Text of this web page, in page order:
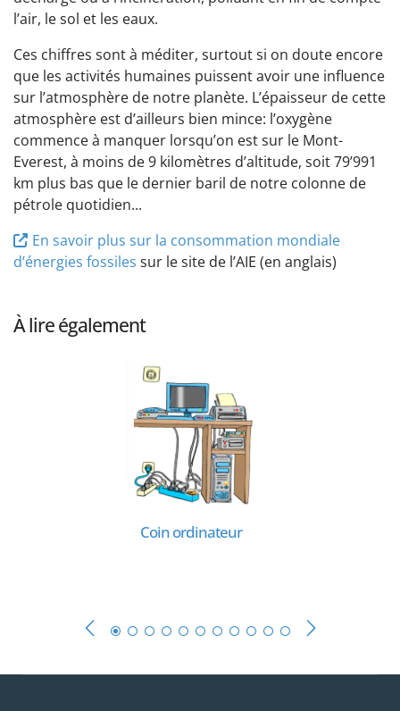
l’air, le sol et les eaux.
Ces chiffres sont à méditer, surtout si on doute encore
que les activités humaines puissent avoir une influence
sur l’atmosphère de notre planète. L’épaisseur de cette
atmosphère est d’ailleurs bien mince: l’oxygène
commence à manquer lorsqu’on est sur le Mont-
Everest, à moins de 9 kilomètres d’altitude, soit 79’991
km plus bas que le dernier baril de notre colonne de
pétrole quotidien...
En savoir plus sur la consommation mondiale
d’énergies fossiles sur le site de l’AIE (en anglais)
À lire également
Coin ordinateur